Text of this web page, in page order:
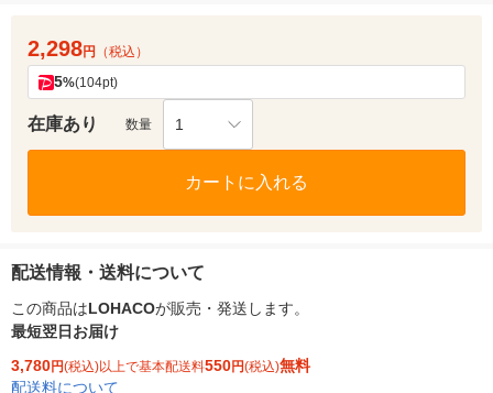
2,298円 （税込）
5%(104pt)
在庫あり 数量 1
カートに入れる
配送情報・送料について
この商品はLOHACOが販売・発送します。
最短翌日お届け
3,780円(税込)以上で基本配送料550円(税込)無料
配送料について